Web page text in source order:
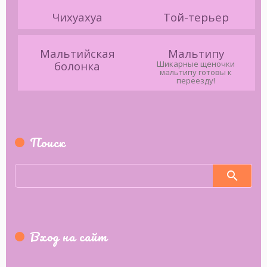
Чихуахуа Той-терьер
Мальтийская
болонка
Мальтипу
Шикарные щеночки
мальтипу готовы к
переезду!
Поиск
Вход на сайт